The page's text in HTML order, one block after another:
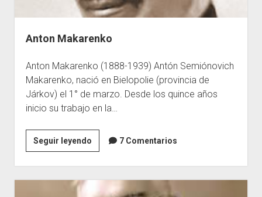
Anton Makarenko
Anton Makarenko (1888-1939) Antón Semiónovich
Makarenko, nació en Bielopolie (provincia de
Járkov) el 1° de marzo. Desde los quince años
inicio su trabajo en la…
Seguir leyendoAnton
Makarenko
7 Comentarios